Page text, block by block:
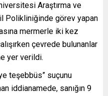
Araştırma ve
Polikliniğinde görev yapan
mermerle iki kez
çevrede bulunanlar
yer verildi.
teşebbüs” suçunu
iddianamede, sanığın 9